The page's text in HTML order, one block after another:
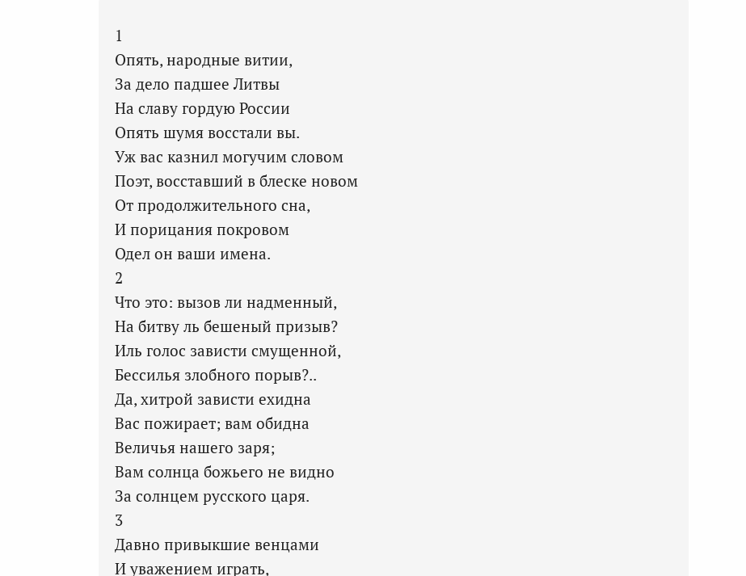
1
Опять, народные витии,
За дело падшее Литвы
На славу гордую России
Опять шумя восстали вы.
Уж вас казнил могучим словом
Поэт, восставший в блеске новом
От продолжительного сна,
И порицания покровом
Одел он ваши имена.
2
Что это: вызов ли надменный,
На битву ль бешеный призыв?
Иль голос зависти смущенной,
Бессилья злобного порыв?..
Да, хитрой зависти ехидна
Вас пожирает; вам обидна
Величья нашего заря;
Вам солнца божьего не видно
За солнцем русского царя.
3
Давно привыкшие венцами
И уважением играть,